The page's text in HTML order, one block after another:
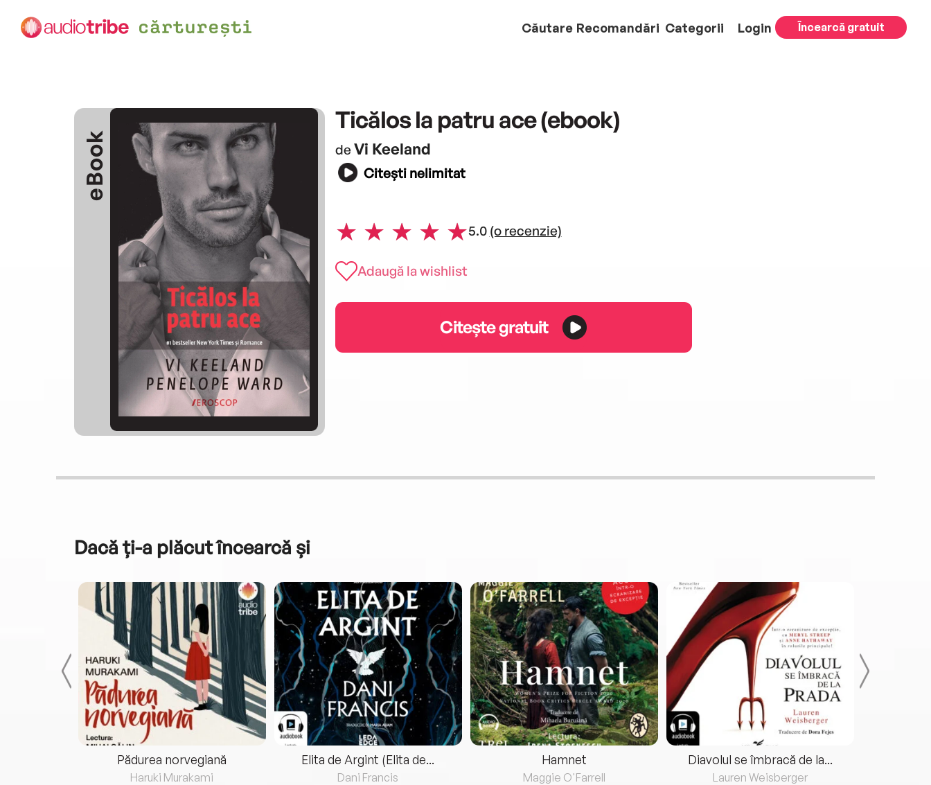
Căutare Recomandări Categorii Login Încearcă gratuit
eBook
Ticălos la patru ace (ebook)
de Vi Keeland
Citești nelimitat
5.0 (o recenzie)
Adaugă la wishlist
Citește gratuit
Dacă ți-a plăcut încearcă și
Pădurea norvegiană
Haruki Murakami
Elita de Argint (Elita de...
Dani Francis
Hamnet
Maggie O'Farrell
Diavolul se îmbracă de la...
Lauren Weisberger